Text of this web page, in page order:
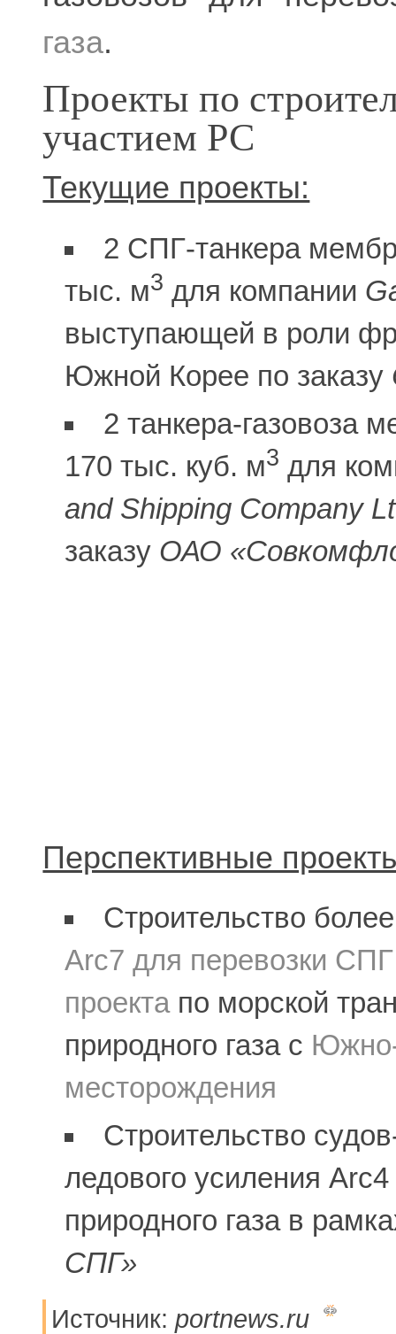
газа.
Проекты по
участием РС
Текущие проекты:
2 СПГ-танкера
тыс. м3 для компании
выступающей в роли
Южной Корее по заказу
2 танкера-газовоза
170 тыс. куб. м3 для
and Shipping Company
заказу ОАО
Перспективные
Cтроительство
Arc7 для перевозки
проектапо морской
природного газа с Южно-
месторождения
Cтроительство
ледового усиления
природного газа в
СПГ»
Источник:portnews.ru